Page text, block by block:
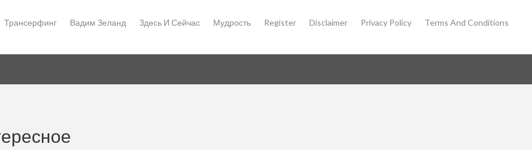
Трансерфинг Вадим Зеланд Здесь И Сейчас Мудрость Register Disclaimer Privacy Policy Terms And Conditions